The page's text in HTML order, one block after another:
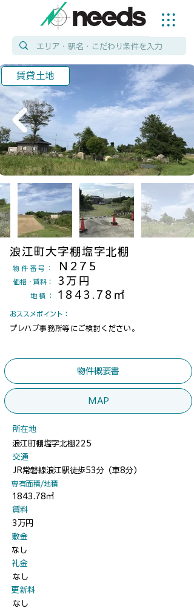
賃貸土地
浪江町大字棚塩字北棚
物件番号 ： N275
地積 ： 1843.78㎡
​価格・賃料： 3万円
​おススメポイント：
プレハブ事務所等にご検討ください。
物件概要書
MAP
​所在地
浪江町棚塩字北棚225
​交通
JR常磐線浪江駅徒歩53分（車8分）
​専有面積/地積
1843.78㎡
​賃料
3万円
​敷金
なし
​礼金
なし
​更新料
なし